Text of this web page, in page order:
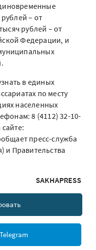
– от
рублей – от
Федерации, и
в единых
по месту
населенных
8 (4112) 32-10-
пресс-служба
и Правительства
SAKHAPRESS